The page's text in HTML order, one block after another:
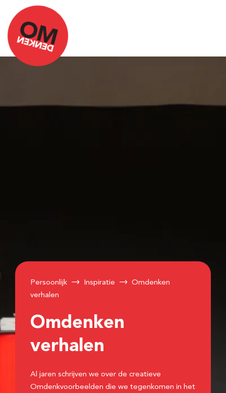
Persoonlijk Inspiratie
Omdenken
verhalen
Omdenken
verhalen
Al jaren schrijven we over de creatieve
Omdenkvoorbeelden die we tegenkomen in het